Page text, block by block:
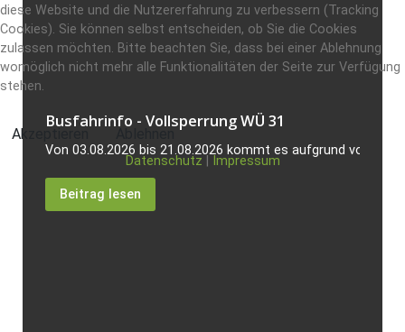
Busfahrinfo - Vollsperrung WÜ 31
Von 03.08.2026 bis 21.08.2026 kommt es aufgrund von
Beitrag lesen
diese Website und die Nutzererfahrung zu verbessern (Tracking
Cookies). Sie können selbst entscheiden, ob Sie die Cookies
zulassen möchten. Bitte beachten Sie, dass bei einer Ablehnung
womöglich nicht mehr alle Funktionalitäten der Seite zur Verfügung
stehen.
Akzeptieren
Datenschutz Impressum